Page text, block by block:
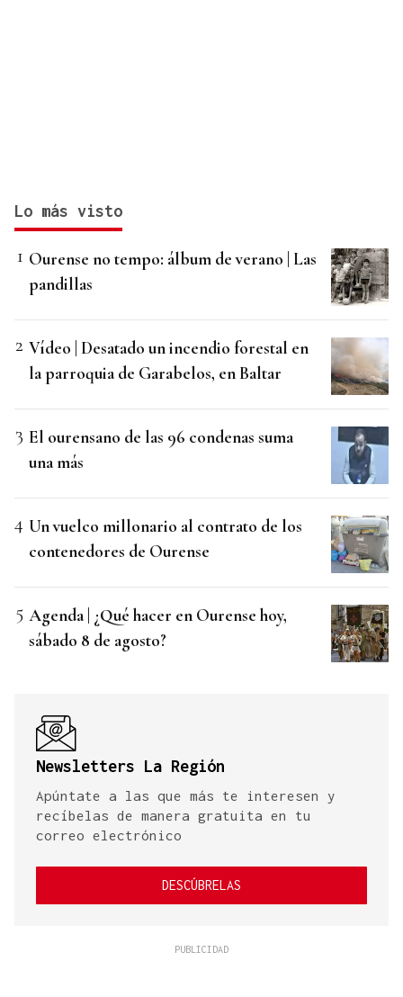
Lo más visto
Ourense no tempo: álbum de verano | Las
pandillas
Vídeo | Desatado un incendio forestal en
la parroquia de Garabelos, en Baltar
El ourensano de las 96 condenas suma
una más
Un vuelco millonario al contrato de los
contenedores de Ourense
Agenda | ¿Qué hacer en Ourense hoy,
sábado 8 de agosto?
Newsletters La Región
Apúntate a las que más te interesen y
recíbelas de manera gratuita en tu
correo electrónico
DESCÚBRELAS